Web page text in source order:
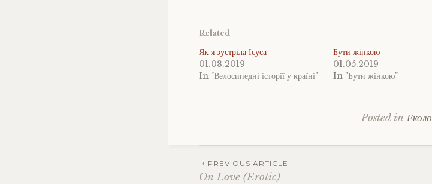
Related
Як я зустріла Ісуса
01.08.2019
In "Велосипедні історії у країні"
Бути жінкою
01.05.2019
In "Бути жінкою"
Posted in
Post
PREVIOUS ARTICLE
On Love (Erotic)